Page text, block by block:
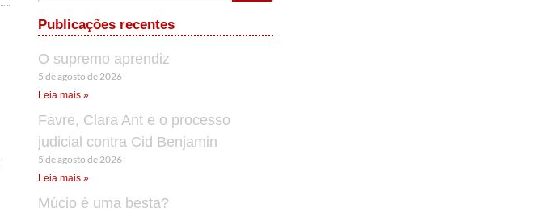
Publicações recentes
O supremo aprendiz
5 de agosto de 2026
Leia mais »
Favre, Clara Ant e o processo
judicial contra Cid Benjamin
5 de agosto de 2026
Leia mais »
Múcio é uma besta?